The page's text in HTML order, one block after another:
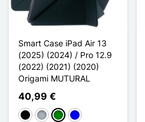
Smart Case iPad Air 13
(2025) (2024) / Pro 12.9
(2022) (2021) (2020)
Origami MUTURAL
40,99 €
Schwarz
GrauGrünBlau